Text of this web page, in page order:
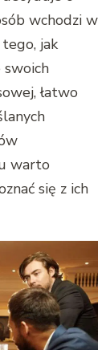
wchodzi w
jak
łatwo
warto
się z ich